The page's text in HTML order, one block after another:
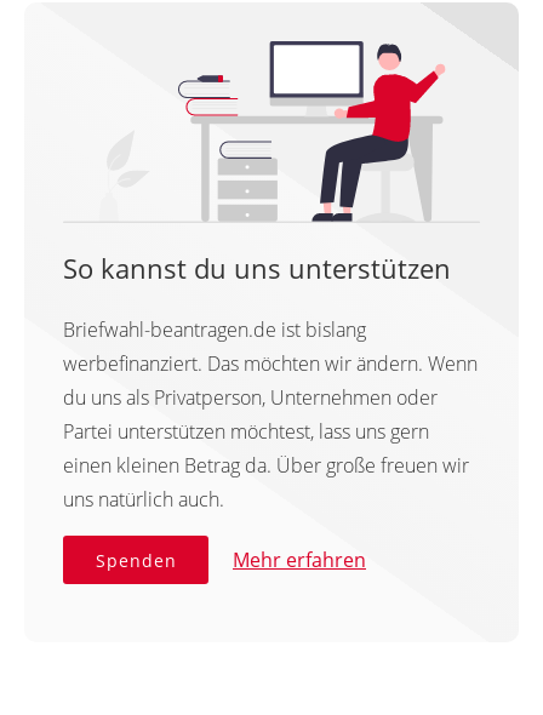
So kannst du uns unterstützen
Briefwahl-beantragen.de ist bislang
werbefinanziert. Das möchten wir ändern. Wenn
du uns als Privatperson, Unternehmen oder
Partei unterstützen möchtest, lass uns gern
einen kleinen Betrag da. Über große freuen wir
uns natürlich auch.
Spenden Mehr erfahren